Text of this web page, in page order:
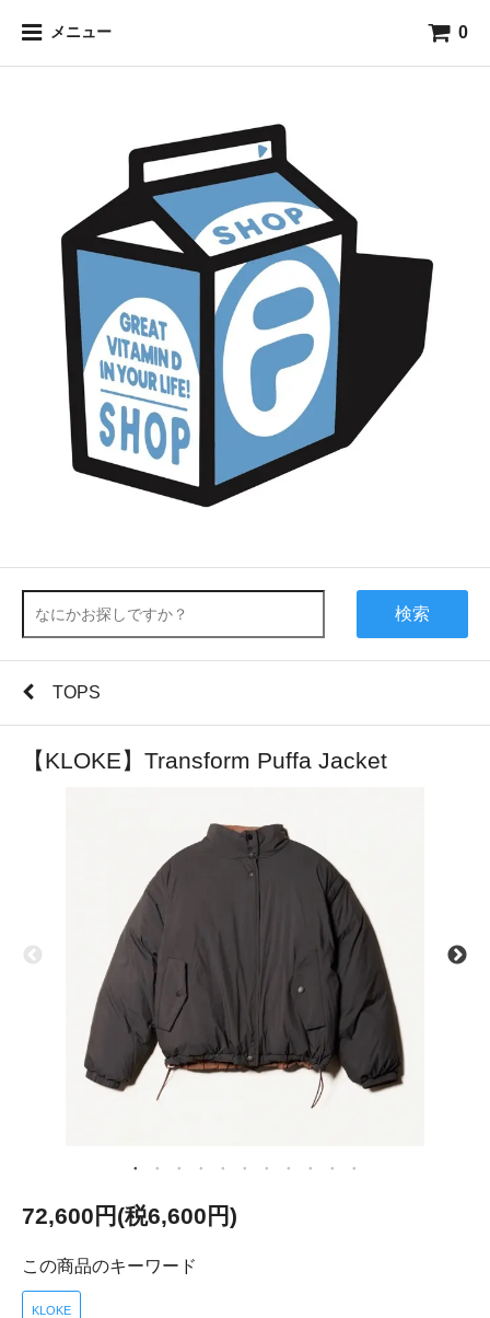
メニュー 0
検索
TOPS
【KLOKE】Transform Puffa Jacket
72,600円(税6,600円)
この商品のキーワード
KLOKE